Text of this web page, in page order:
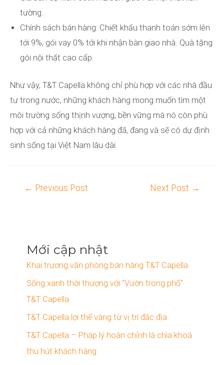
tường.
Chính sách bán hàng: Chiết khấu thanh toán sớm lên
tới 9%, gói vay 0% tới khi nhận bàn giao nhà. Quà tặng
gói nội thất cao cấp.
Như vậy, T&T Capella không chỉ phù hợp với các nhà đầu
tư trong nước, những khách hàng mong muốn tìm một
môi trường sống thịnh vượng, bền vững mà nó còn phù
hợp với cả những khách hàng đã, đang và sẽ có dự định
sinh sống tại Việt Nam lâu dài.
← Previous Post Next Post →
Mới cập nhật
Khai trương văn phòng bán hàng T&T Capella
Sống xanh thời thượng với “Vườn trong phố”
T&T Capella
T&T Capella lợi thế vàng từ vị trí đắc địa
T&T Capella – Pháp lý hoàn chỉnh là chìa khoá
thu hút khách hàng